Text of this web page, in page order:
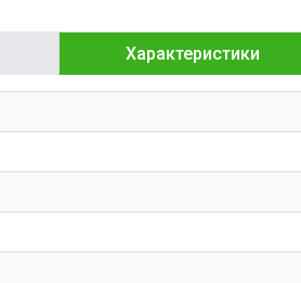
Характеристики